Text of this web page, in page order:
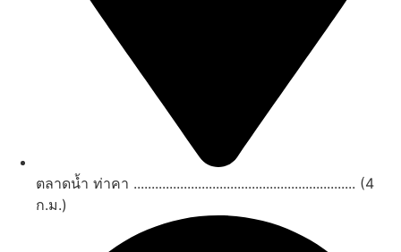
ตลาดน้ำ ท่าคา .............................................................. (4
ก.ม.)